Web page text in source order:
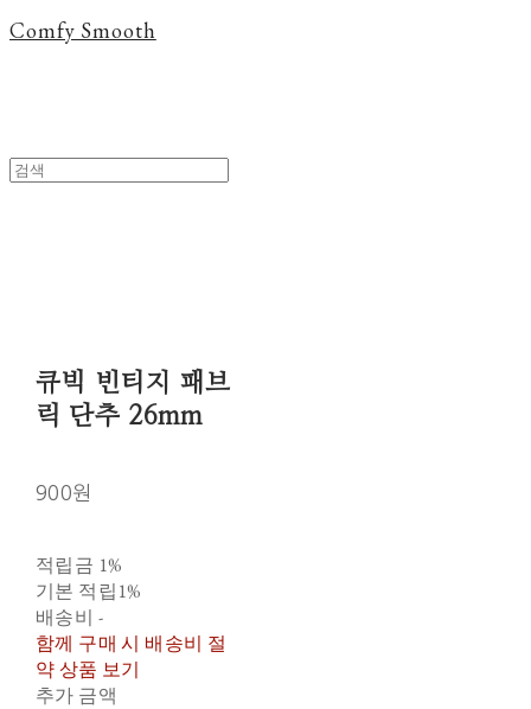
Comfy Smooth
큐빅 빈티지 패브
릭 단추 26mm
900원
적립금 1%
기본 적립1%
배송비 -
함께 구매 시 배송비 절
약 상품 보기
추가 금액